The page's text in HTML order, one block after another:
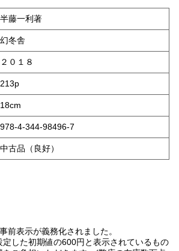
半藤一利著
幻冬舎
２０１８
213p
18cm
978-4-344-98496-7
中古品（良好）
前表示が義務化されました。
定した初期値の600円と表示されているもの